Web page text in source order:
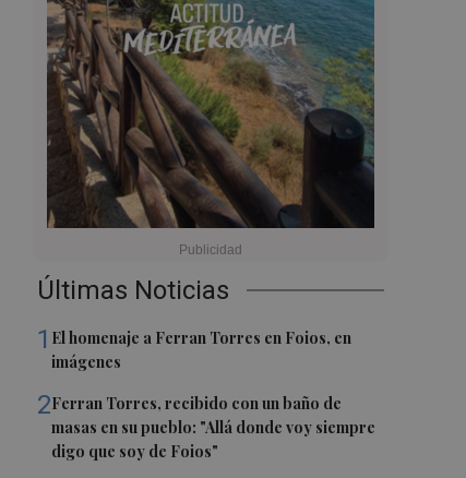
Últimas Noticias
1 El homenaje a Ferran Torres en Foios, en
imágenes
2Ferran Torres, recibido con un baño de
masas en su pueblo: "Allá donde voy siempre
digo que soy de Foios"